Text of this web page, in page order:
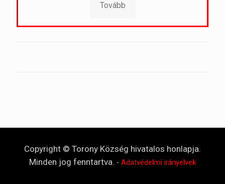
Tovább
Copyright © Torony Község hivatalos honlapja.
Minden jog fenntartva. - Adatvédelmi irányelvek